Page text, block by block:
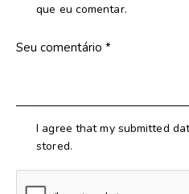
que eu comentar.
I agree that my submitted
stored.